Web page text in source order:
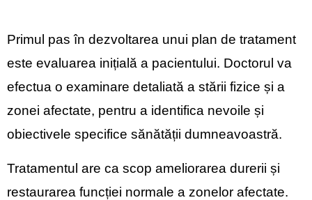
Primul pas în dezvoltarea unui plan de tratament
este evaluarea inițială a pacientului. Doctorul va
efectua o examinare detaliată a stării fizice și a
zonei afectate, pentru a identifica nevoile și
obiectivele specifice sănătății dumneavoastră.
Tratamentul are ca scop ameliorarea durerii și
restaurarea funcției normale a zonelor afectate.